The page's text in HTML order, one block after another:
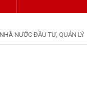
NƯỚC ĐẦU TƯ, QUẢN LÝ